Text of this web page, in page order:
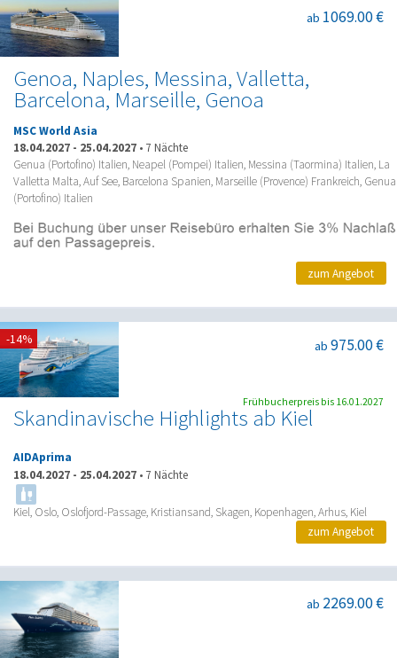
Genoa, Naples, Messina, Valletta,
Barcelona, Marseille, Genoa
ab 1069.00 €
MSC World Asia
18.04.2027 - 25.04.2027 • 7 Nächte
Genua (Portofino) Italien, Neapel (Pompei) Italien, Messina (Taormina) Italien, La
Valletta Malta, Auf See, Barcelona Spanien, Marseille (Provence) Frankreich, Genua
(Portofino) Italien
zum Angebot
Skandinavische Highlights ab Kiel
ab 975.00 €
AIDAprima
18.04.2027 - 25.04.2027 • 7 Nächte
Kiel, Oslo, Oslofjord-Passage, Kristiansand, Skagen, Kopenhagen, Arhus, Kiel
-14%
Frühbucherpreis bis 16.01.2027
zum Angebot
ab 2269.00 €